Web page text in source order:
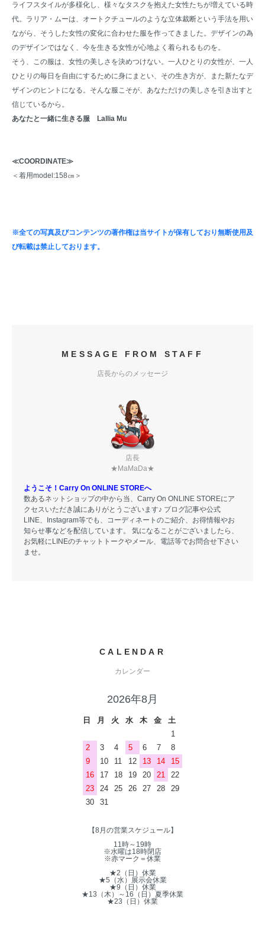
ライフスタイルが多様化し、様々なタスクを抱えた女性たちが増えている時
代。ラリア・ムーは、オートクチュールのような立体裁断という手法を用い
ながら、そうした女性の変化に合わせた服を作ってきました。デザインの為
のデザインではなく、今を生きる女性が心地よく着られるものを。
そう、この服は、女性の美しさを決めつけない。一人ひとりの女性が、一人
ひとりの毎日を自由にするために身にまとい、その生き方が、また新たなデ
ザインのヒントになる。そんな服こそが、あなただけの美しさを引き出すと
信じているから。
あなたと一緒に生きる服 Lallia Mu
≪COORDINATE≫
＜着用model:158㎝＞
※全ての写真及びコンテンツの著作権は当サイトが保有しており無断使用及
び転載は禁止しております。
MESSAGE FROM STAFF
店長からのメッセージ
店長
★MaMaDa★
ようこそ！Carry On ONLINE STOREへ
数あるネットショップの中から当、Carry On ONLINE STOREにア
クセスいただき誠にありがとうございます♪ ブログ記事や公式
LINE、Instagram等でも、コーディネートのご紹介、お得情報やお
知らせ事などを配信しています。 気になることがございましたら、
お気軽にLINEのチャットトークやメール、電話等でお問合せ下さい
ませ。
CALENDAR
カレンダー
2026年8月
日 月 火 水 木 金
土
1
2
3 4 5 6 7
8
9
10 11 12 13 14
15
16
17 18 19 20 21
22
23
24 25 26 27 28
29
30
31
【8月の営業スケジュール】
11時～19時
※水曜は18時閉店
※赤マーク＝休業
★2（日）休業
★5（水）展示会休業
★9（日）休業
★13（木）～16（日）夏季休業
★23（日）休業